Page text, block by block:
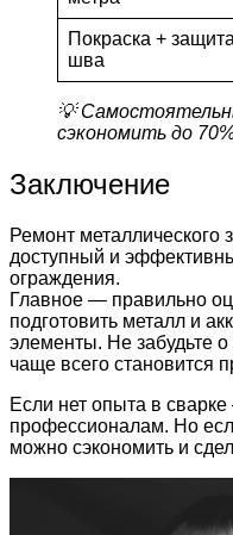
Покраска + защита
шва
💡
сэкономить до
Заключение
Ремонт
доступный и
ограждения.
Главное — правильно
подготовить металл и
элементы. Не забудьте
чаще всего становится
Если нет опыта в
профессионалам. Но
можно сэкономить и